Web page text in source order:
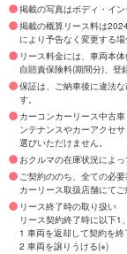
掲載の写真はボディ・イ
掲載の概算リース料は
により予告なく変更する場
リース料金には、車両本
自賠責保険料(期間分)、登
保証は、ご納車後に違法
す。
カーコンカーリース中古
ンテナンスやカーアクセ
選びいただけません。
おクルマの在庫状況によ
ご契約ののち、全ての必
カーリース取扱店舗にてご
リース終了時の取り扱い
リース契約終了時に以下1
1 車両を返却して契約を終
2 車両を譲りうける(※)